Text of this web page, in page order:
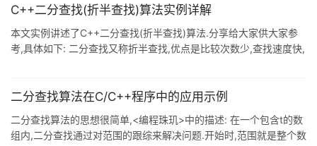
a[] = {1,2,3,4,5
C++二分查找(折半查找)算法实例详解
本文实例讲述了C++二分查找(折半查找)算法.分享给大家供大家参
考,具体如下: 二分查找又称折半查找,优点是比较次数少,查找速度快,
首先,假设表中元素是按升序排列,将表中间位置记录的关键字与查找
分成前.后两个子表,如果中间位置记录的关键字大于查找关键字,则进
一步查找前一子表,否则进一步查找后一子表. 重复
二分查找算法在C/C++程序中的应用示例
二分查找算法的思想很简单,<编程珠玑>中的描述: 在一个包含t的数
组内,二分查找通过对范围的跟综来解决问题.开始时,范围就是整个数